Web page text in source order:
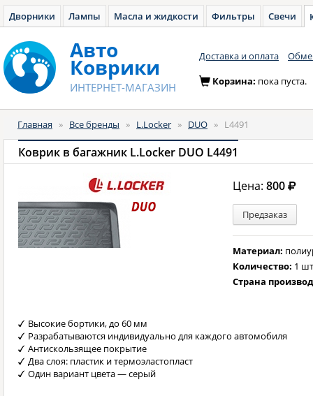
Дворники Лампы Масла и жидкости Фильтры Свечи
Авто
Коврики
ИНТЕРНЕТ-МАГАЗИН
Доставка и оплата
Корзина: пока пуста.
Главная » Все бренды » L.Locker » DUO » L4491
Коврик в багажник L.Locker DUO L4491
Цена:800
Предзаказ
Материал:
Количество: 1
Страна
Высокие бортики, до 60 мм
Разрабатываются индивидуально для каждого автомобиля
Антискользящее покрытие
Два слоя: пластик и термоэластопласт
Один вариант цвета — серый